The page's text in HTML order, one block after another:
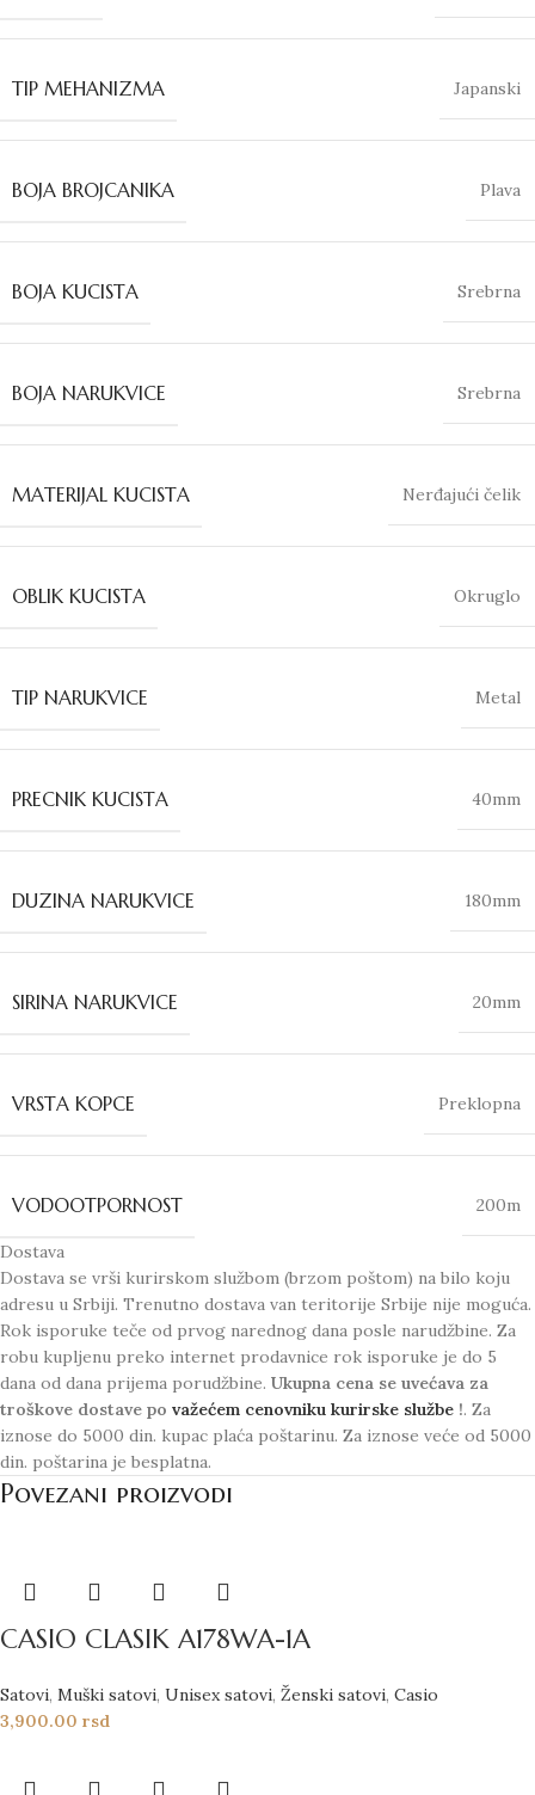
TIP MEHANIZMA Japanski
BOJA BROJCANIKA Plava
BOJA KUCISTA Srebrna
BOJA NARUKVICE Srebrna
MATERIJAL KUCISTA Nerđajući čelik
OBLIK KUCISTA Okruglo
TIP NARUKVICE Metal
PRECNIK KUCISTA 40mm
DUZINA NARUKVICE 180mm
SIRINA NARUKVICE 20mm
VRSTA KOPCE Preklopna
VODOOTPORNOST 200m
Dostava
Dostava se vrši kurirskom službom (brzom poštom) na bilo koju
adresu u Srbiji. Trenutno dostava van teritorije Srbije nije moguća.
Rok isporuke teče od prvog narednog dana posle narudžbine. Za
robu kupljenu preko internet prodavnice rok isporuke je do 5
dana od dana prijema porudžbine. Ukupna cena se uvećava za
troškove dostave po važećem cenovniku kurirske službe !. Za
iznose do 5000 din. kupac plaća poštarinu. Za iznose veće od 5000
din. poštarina je besplatna.
Povezani proizvodi
CASIO CLASIK A178WA-1A
Satovi, Muški satovi, Unisex satovi, Ženski satovi, Casio
3,900.00 rsd